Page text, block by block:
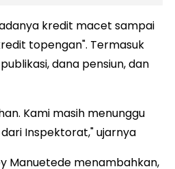
kredit macet sampai
topengan". Termasuk
dana pensiun, dan
Kami masih menunggu
Inspektorat," ujarnya
Manuetede menambahkan,